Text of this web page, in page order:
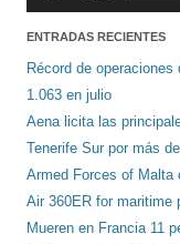
ENTRADAS RECIENTES
Récord de operaciones
1.063 en julio
Aena licita las
Tenerife Sur por más
Armed Forces of Malta
Air 360ER for maritime
Mueren en Francia 11